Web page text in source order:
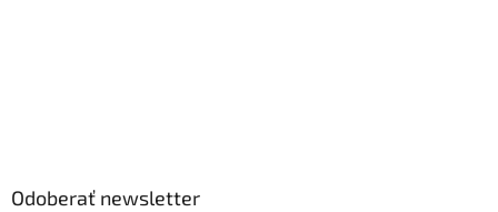
Odoberať newsletter